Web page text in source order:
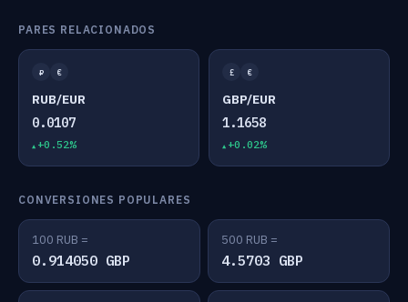
PARES RELACIONADOS
₽ €
RUB/EUR
0.0107
+0.52%
£ €
GBP/EUR
1.1658
+0.02%
CONVERSIONES POPULARES
100 RUB =
0.914050 GBP
500 RUB =
4.5703 GBP